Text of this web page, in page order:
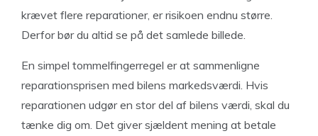
krævet flere reparationer, er risikoen endnu større.
Derfor bør du altid se på det samlede billede.
En simpel tommelfingerregel er at sammenligne
reparationsprisen med bilens markedsværdi. Hvis
reparationen udgør en stor del af bilens værdi, skal du
tænke dig om. Det giver sjældent mening at betale